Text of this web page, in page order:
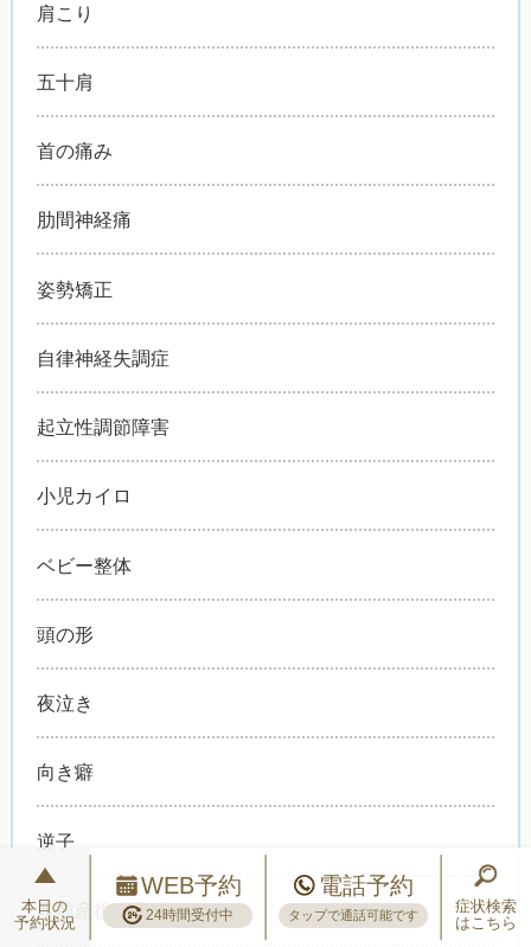
肩こり
五十肩
首の痛み
肋間神経痛
姿勢矯正
自律神経失調症
起立性調節障害
小児カイロ
ベビー整体
頭の形
夜泣き
向き癖
逆子
産前産後の骨盤矯正
本日の
予約状況
WEB予約
24時間受付中
電話予約
タップで通話可能です
症状検索
はこちら